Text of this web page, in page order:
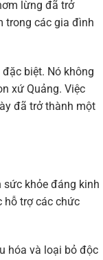
lừng đã trở
trong các gia đình
biệt. Nó không
xứ Quảng. Việc
đã trở thành một
sức khỏe đáng kinh
hỗ trợ các chức
hóa và loại bỏ độc